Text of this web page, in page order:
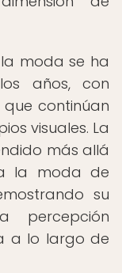
moda se ha
años, con
continúan
visuales. La
más allá
la moda de
su
percepción
a lo largo de